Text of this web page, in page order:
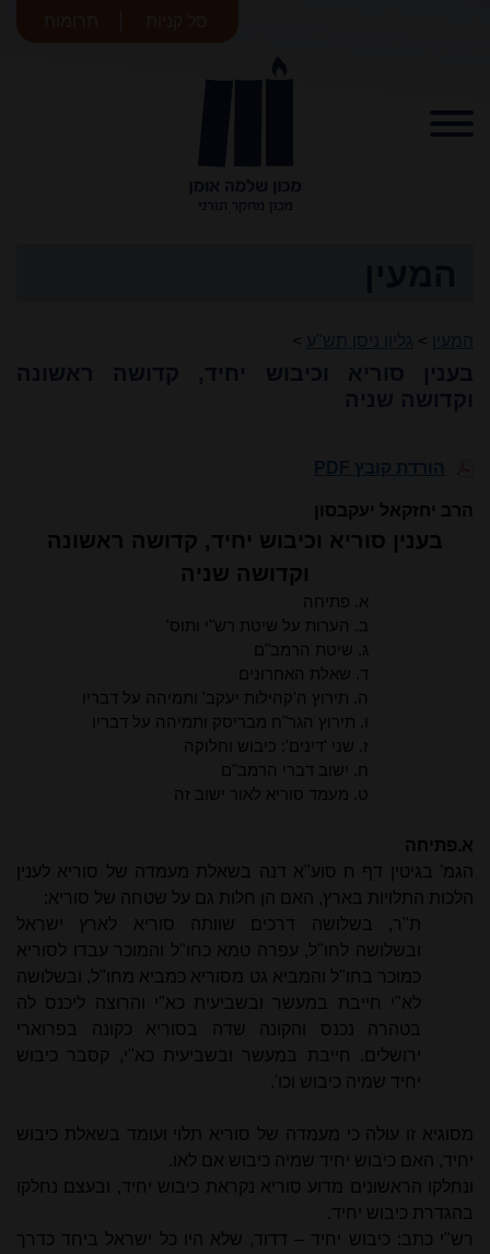
>
>
הרב יחזקאל יעקבסון
בענין סוריא וכיבוש יחיד, קדושה ראשונה
וקדושה שניה
א. פתיחה
ב. הערות על שיטת רש"י ותוס'
ג. שיטת הרמב"ם
ד. שאלת האחרונים
ה. תירוץ ה'קהילות יעקב' ותמיהה על דבריו
ו. תירוץ הגר"ח מבריסק ותמיהה על דבריו
ז. שני 'דינים': כיבוש וחלוקה
ח. ישוב דברי הרמב"ם
ט. מעמד סוריא לאור ישוב זה
א.פתיחה
הגמ' בגיטין דף ח סוע"א דנה בשאלת מעמדה של סוריא לענין
הלכות התלויות בארץ, האם הן חלות גם על שטחה של סוריא:
ת"ר, בשלושה דרכים שוותה סוריא לארץ ישראל
ובשלושה לחו"ל, עפרה טמא כחו"ל והמוכר עבדו לסוריא
כמוכר בחו"ל והמביא גט מסוריא כמביא מחו"ל, ובשלושה
לא"י חייבת במעשר ובשביעית כא"י והרוצה ליכנס לה
בטהרה נכנס והקונה שדה בסוריא כקונה בפרוארי
ירושלים. חייבת במעשר ובשביעית כא"י, קסבר כיבוש
יחיד שמיה כיבוש וכו'.
מסוגיא זו עולה כי מעמדה של סוריא תלוי ועומד בשאלת כיבוש
יחיד, האם כיבוש יחיד שמיה כיבוש אם לאו.
ונחלקו הראשונים מדוע סוריא נקראת כיבוש יחיד, ובעצם נחלקו
בהגדרת כיבוש יחיד.
רש"י כתב: כיבוש יחיד – דדוד, שלא היו כל ישראל ביחד כדרך